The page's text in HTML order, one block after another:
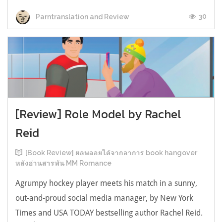
Parntranslation and Review 30
[Review] Role Model by Rachel
Reid
[Book Review] ผลพลอยได้จากอาการ book hangover
หลังอ่านสารพัน MM Romance
Agrumpy hockey player meets his match in a sunny,
out-and-proud social media manager, by New York
Times and USA TODAY bestselling author Rachel Reid.